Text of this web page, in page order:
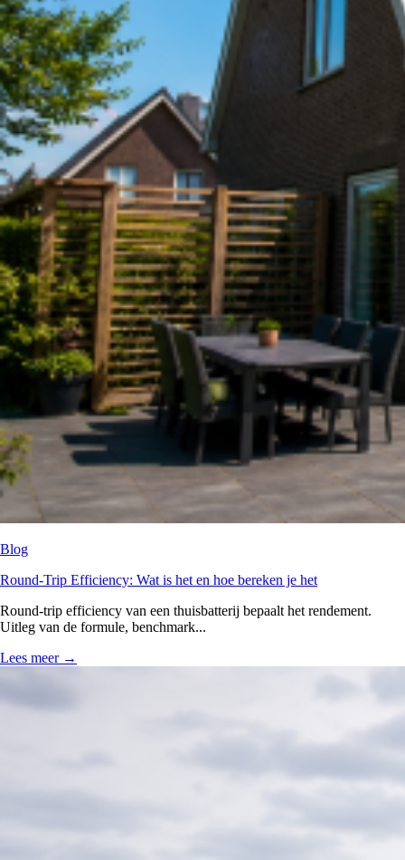
Blog
Round-Trip Efficiency: Wat is het en hoe bereken je het
Round-trip efficiency van een thuisbatterij bepaalt het rendement.
Uitleg van de formule, benchmark...
Lees meer →